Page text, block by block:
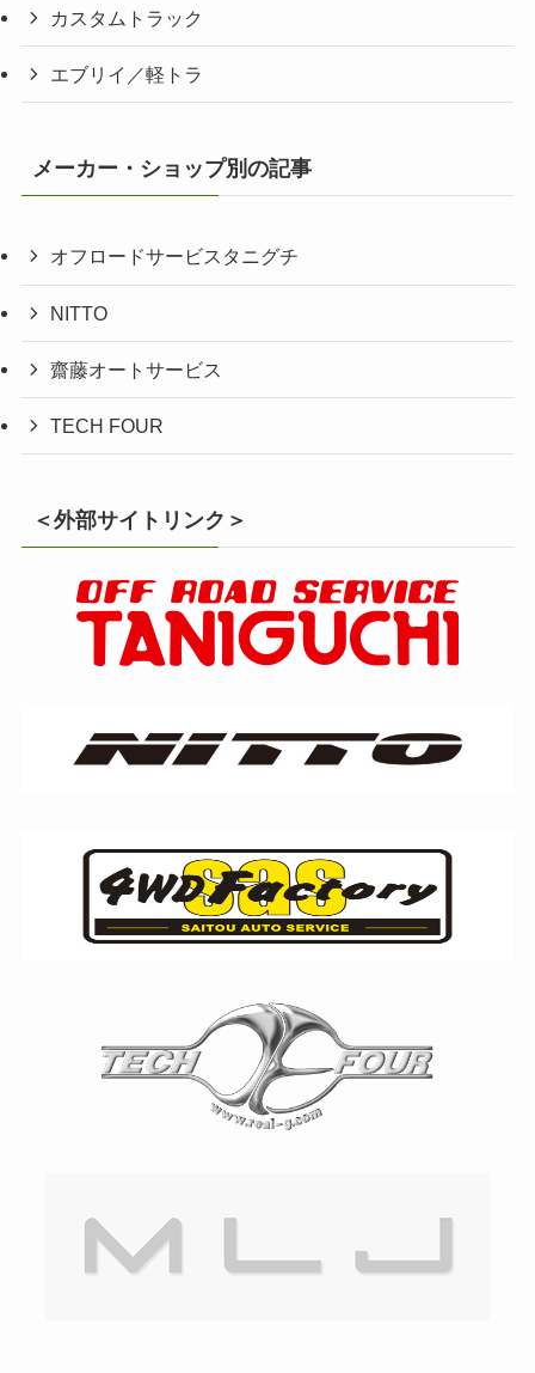
カスタムトラック
エブリイ／軽トラ
メーカー・ショップ別の記事
オフロードサービスタニグチ
NITTO
齋藤オートサービス
TECH FOUR
＜外部サイトリンク＞